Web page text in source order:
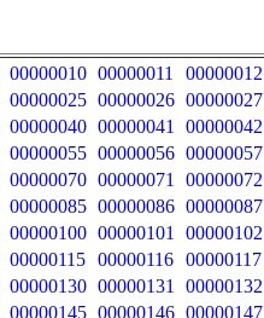
00000010 00000011 00000012
00000025 00000026 00000027
00000040 00000041 00000042
00000055 00000056 00000057
00000070 00000071 00000072
00000085 00000086 00000087
00000100 00000101 00000102
00000115 00000116 00000117
00000130 00000131 00000132
00000145 00000146 00000147